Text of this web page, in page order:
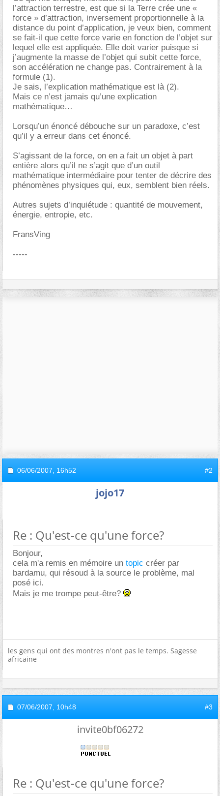
l’attraction terrestre, est que si la Terre crée une «
force » d’attraction, inversement proportionnelle à la
distance du point d’application, je veux bien, comment
se fait-il que cette force varie en fonction de l’objet sur
lequel elle est appliquée. Elle doit varier puisque si
j’augmente la masse de l’objet qui subit cette force,
son accélération ne change pas. Contrairement à la
formule (1).
Je sais, l’explication mathématique est là (2).
Mais ce n’est jamais qu’une explication
mathématique
Lorsqu’un énoncé débouche sur un paradoxe, c’est
qu’il y a erreur dans cet énoncé.
S’agissant de la force, on en a fait un objet à part
entière alors qu’il ne s’agit que d’un outil
mathématique intermédiaire pour tenter de décrire des
phénomènes physiques qui, eux, semblent bien réels.
Autres sujets d’inquiétude : quantité de mouvement,
énergie, entropie, etc.
FransVing
-----
06/06/2007, 16h52 #2
jojo17
Re : Qu'est-ce qu'une force?
Bonjour,
cela m'a remis en mémoire un topic créer par
bardamu, qui résoud à la source le problème, mal
posé ici.
Mais je me trompe peut-être?
les gens qui ont des montres n'ont pas le temps. Sagesse
africaine
07/06/2007, 10h48 #3
invite0bf06272
Re : Qu'est-ce qu'une force?